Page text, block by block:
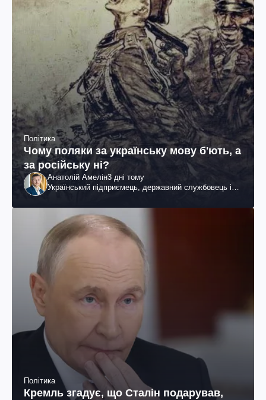
Політика
Чому поляки за українську мову б'ють, а
за російську ні?
Анатолій Амелін3 дні тому
Український підприємець, державний службовець і
Політика
Кремль згадує, що Сталін подарував,